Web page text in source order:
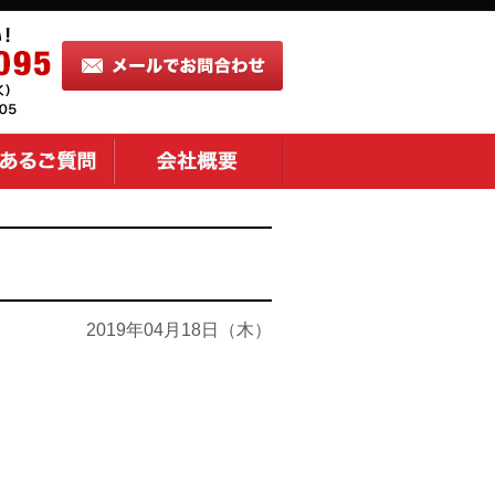
2019年04月18日（木）